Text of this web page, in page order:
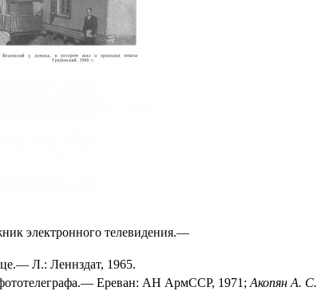
электронного телевидения.—
Л.: Леннздат, 1965.
Ереван: АН АрмССР, 1971; Акопян А. С.